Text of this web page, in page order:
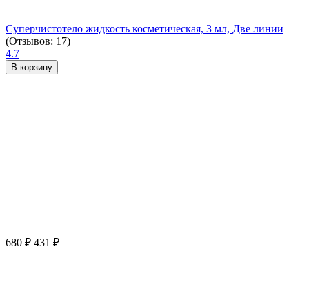
Суперчистотело жидкость косметическая, 3 мл, Две линии
(Отзывов: 17)
4.7
В корзину
680 ₽ 431 ₽